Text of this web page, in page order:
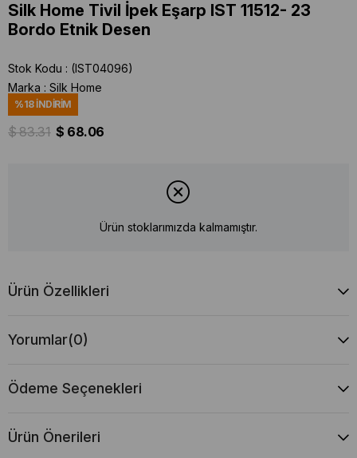
Silk Home Tivil İpek Eşarp IST 11512- 23
Bordo Etnik Desen
Stok Kodu
(IST04096)
Marka : Silk Home
%18İNDIRIM
$ 83.31 $ 68.06
Ürün stoklarımızda kalmamıştır.
Ürün Özellikleri
Yorumlar(0)
Ödeme Seçenekleri
Ürün Önerileri